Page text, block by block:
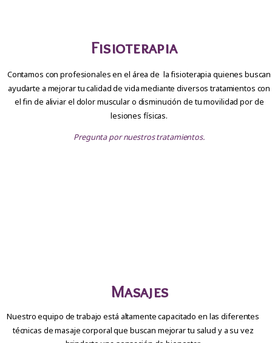
Fisioterapia
Contamos con profesionales en el área de la fisioterapia quienes buscan
ayudarte a mejorar tu calidad de vida mediante diversos tratamientos con
el fin de aliviar el dolor muscular o disminución de tu movilidad por de
lesiones físicas.
Pregunta por nuestros tratamientos.
Masajes
Nuestro equipo de trabajo está altamente capacitado en las diferentes
técnicas de masaje corporal que buscan mejorar tu salud y a su vez